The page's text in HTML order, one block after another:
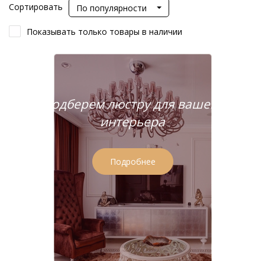
Сортировать По популярности
Показывать только товары в наличии
Подберем люстру для вашего
интерьера
Подробнее